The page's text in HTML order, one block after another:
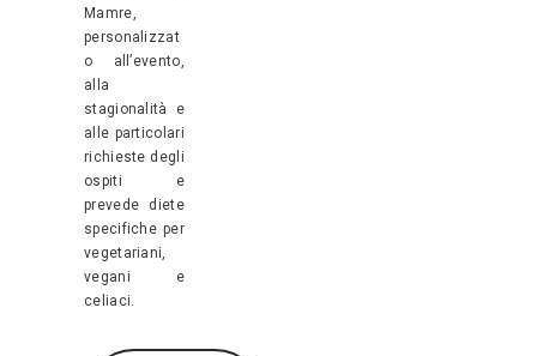
Mamre,
personalizzat
o all’evento,
alla
stagionalità e
alle particolari
richieste degli
ospiti e
prevede diete
specifiche per
vegetariani,
vegani e
celiaci.